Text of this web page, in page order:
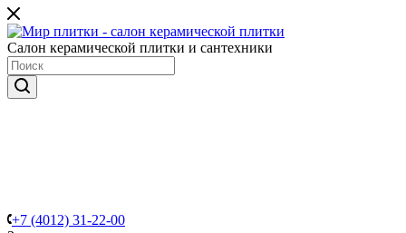
Салон керамической плитки и сантехники
+7 (4012) 31-22-00